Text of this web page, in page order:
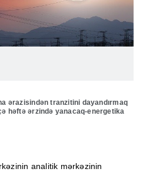
ərazisindən tranzitini dayandırmaq
həftə ərzində yanacaq-energetika
analitik mərkəzinin